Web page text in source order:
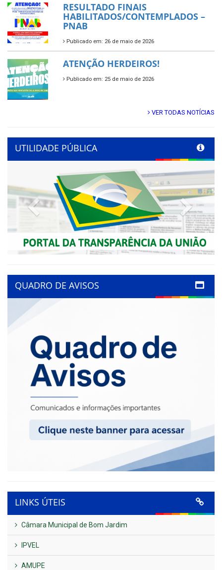
RESULTADO FINAIS
HABILITADOS/CONTEMPLADOS –
PNAB
Publicado em: 26 de maio de 2026
ATENÇÃO HERDEIROS!
Publicado em: 25 de maio de 2026
VER TODAS NOTÍCIAS
UTILIDADE PÚBLICA
Previous Next
QUADRO DE AVISOS
LINKS ÚTEIS
Câmara Municipal de Bom Jardim
IPVEL
AMUPE